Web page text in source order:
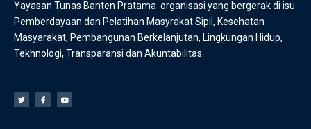
Yayasan Tunas Banten Pratama organisasi yang bergerak di isu
Pemberdayaan dan Pelatihan Masyrakat Sipil, Kesehatan
Masyarakat, Pembangunan Berkelanjutan, Lingkungan Hidup,
Tekhnologi, Transparansi dan Akuntabilitas.